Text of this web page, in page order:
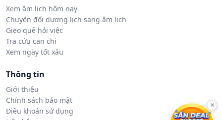
Xem âm lịch hôm nay
Chuyển đổi dương lịch sang âm lịch
Gieo quẻ hỏi việc
Tra cứu can chi
Xem ngày tốt xấu
Thông tin
Giới thiệu
Chính sách bảo mật
Điều khoản sử dụng
×